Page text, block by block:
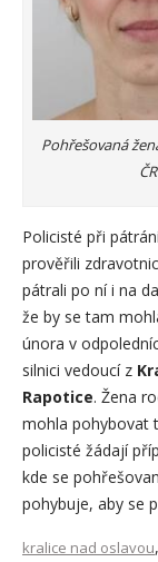
Pohřešovaná
ČR
Policisté při
prověřili
pátrali po ní i na
že by se tam
února v
silnici vedoucí z
Rapotice. Žena
mohla pohybovat
policisté žádají
kde se
pohybuje, aby se
kralice nad oslavou,